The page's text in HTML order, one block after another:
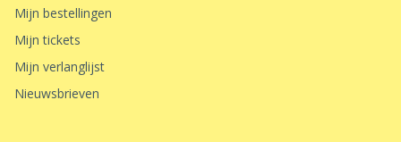
Mijn bestellingen
Mijn tickets
Mijn verlanglijst
Nieuwsbrieven